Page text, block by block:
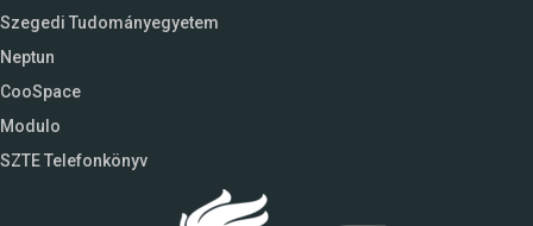
Szegedi Tudományegyetem
Neptun
CooSpace
Modulo
SZTE Telefonkönyv